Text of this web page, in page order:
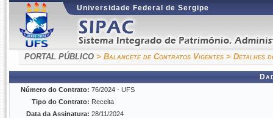
Universidade Federal de Sergipe
PORTAL PÚBLICO > Balancete de Contratos Vigentes > Detalhes
Número do Contrato: 76/2024 - UFS
Tipo do Contrato: Receita
Data da Assinatura: 28/11/2024